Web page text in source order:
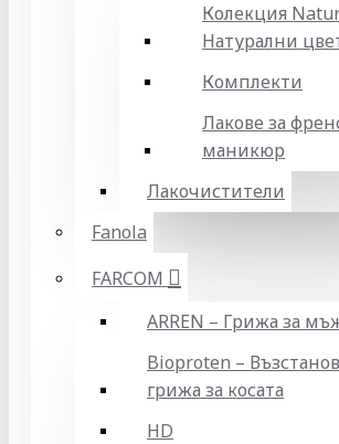
Колекция
Натурални
Комплекти
Лакове за
маникюр
Лакочистители
Fanola
FARCOM
ARREN – Грижа за
Bioproten –
грижа за косата
HD